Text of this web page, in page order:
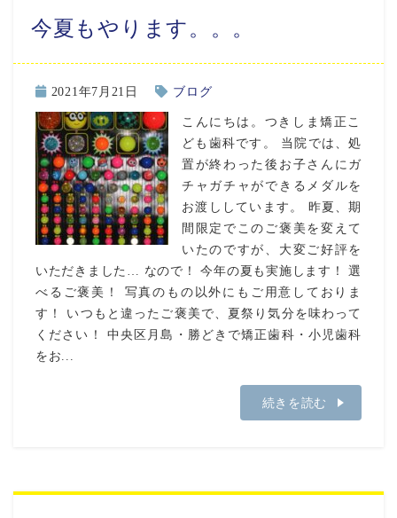
今夏もやります。。。
2021年7月21日 ブログ
こんにちは。つきしま矯正こ
ども歯科です。 当院では、処
置が終わった後お子さんにガ
チャガチャができるメダルを
お渡ししています。 昨夏、期
間限定でこのご褒美を変えて
いたのですが、大変ご好評を
いただきました… なので！ 今年の夏も実施します！ 選
べるご褒美！ 写真のもの以外にもご用意しておりま
す！ いつもと違ったご褒美で、夏祭り気分を味わって
ください！ 中央区月島・勝どきで矯正歯科・小児歯科
をお...
続きを読む